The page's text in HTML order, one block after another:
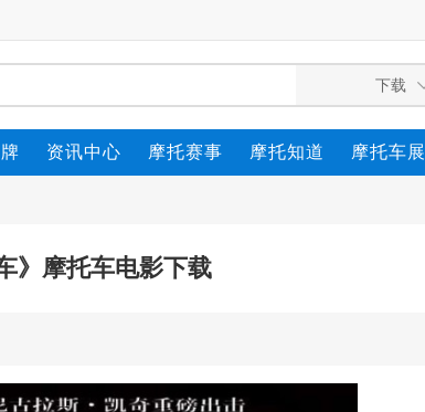
资讯中心 摩托赛事 摩托知道 摩托车展
》摩托车电影下载